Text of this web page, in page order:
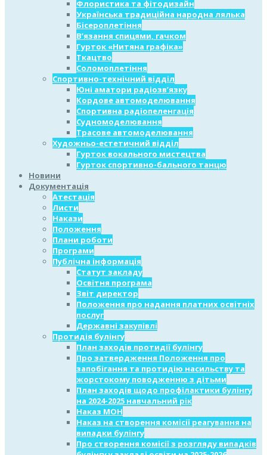
Флористика та фітодизайн
Українська традиційна народна лялька
Бісероплетіння
В’язання спицями, гачком
Гурток «Нитяна графіка»
Ткацтво
Соломоплетіння
Спортивно-технічний відділ
Юні аматори радіозв’язку
Кордове автомоделювання
Спортивна радіопеленгація
Судномоделювання
Трасове автомоделювання
Художньо-естетичний відділ
Гурток вокального мистецтва
Гурток спортивно-бального танцю
Новини
Документація
Атестація
Листи
Накази
Положення
Плани роботи
Програми
Публічна інформація
Статут закладу
Освітня програма
Звіт директор
Положення про надання платних освітніх
послуг
Державні закупівлі
Протидія булінгу
План заходів протидії булінгу
Про затвердження Положення про
запобігання та протидію насильству та
жорстокому поводженню з дітьми
План заходів щодо профілактики булінгу
на 2024-2025 навчальний рік
Наказ МОН
Наказ на створення комісії реагування на
випадки булінгу
Про створення комісії з розгляду випадків